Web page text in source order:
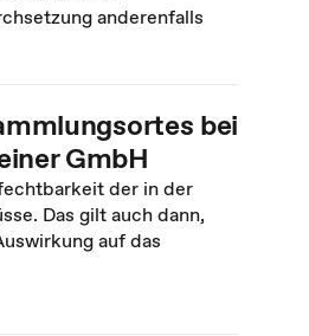
anderenfalls
bei
GmbH
der in der
Das gilt auch dann,
auf das